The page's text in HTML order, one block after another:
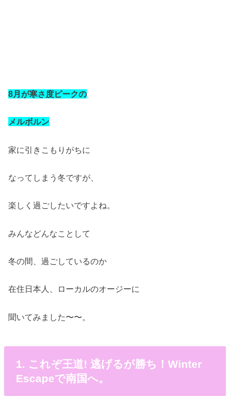
8月が寒さ度ピークの
メルボルン
家に引きこもりがちに
なってしまう冬ですが、
楽しく過ごしたいですよね。
みんなどんなことして
冬の間、過ごしているのか
在住日本人、ローカルのオージーに
聞いてみました〜〜。
1. これぞ王道! 逃げるが勝ち！Winter
Escapeで南国へ。